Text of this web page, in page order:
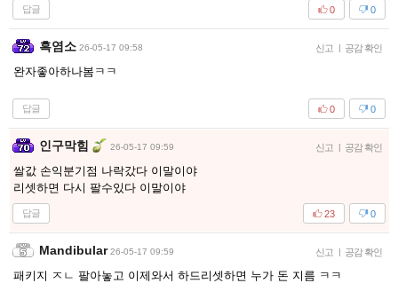
답글 0
0
흑염소 26-05-17 09:58 신고 | 공감 확인
완자좋아하나봄ㅋㅋ
답글 0
0
인구막힘 26-05-17 09:59 신고 | 공감 확인
쌀값 손익분기점 나락갔다 이말이야
리셋하면 다시 팔수있다 이말이야
답글 0
23
Mandibular 26-05-17 09:59 신고 | 공감 확인
패키지 ㅈㄴ 팔아놓고 이제와서 하드리셋하면 누가 돈 지름 ㅋㅋ